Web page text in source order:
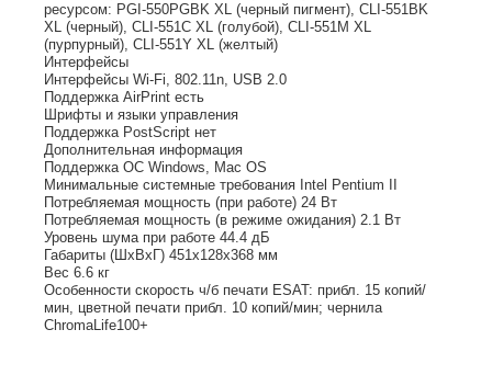
ресурсом: PGI-550PGBK XL (черный пигмент), CLI-551BK
XL (черный), CLI-551C XL (голубой), CLI-551M XL
(пурпурный), CLI-551Y XL (желтый)
Интерфейсы
Интерфейсы Wi-Fi, 802.11n, USB 2.0
Поддержка AirPrint есть
Шрифты и языки управления
Поддержка PostScript нет
Дополнительная информация
Поддержка ОС Windows, Mac OS
Минимальные системные требования Intel Pentium II
Потребляемая мощность (при работе) 24 Вт
Потребляемая мощность (в режиме ожидания) 2.1 Вт
Уровень шума при работе 44.4 дБ
Габариты (ШхВхГ) 451x128x368 мм
Вес 6.6 кг
Особенности скорость ч/б печати ESAT: прибл. 15 копий/
мин, цветной печати прибл. 10 копий/мин; чернила
ChromaLife100+